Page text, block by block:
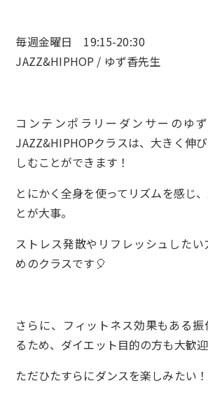
毎週金曜日 19:15-20:30
JAZZ&HIPHOP / ゆず香先生
コンテンポラリーダンサーのゆ
JAZZ&HIPHOPクラスは、大きく伸
しむことができます！
とにかく全身を使ってリズムを感じ
とが大事。
ストレス発散やリフレッシュした
めのクラスです🎈
さらに、フィットネス効果もある
るため、ダイエット目的の方も大歓迎
ただひたすらにダンスを楽しみたい！